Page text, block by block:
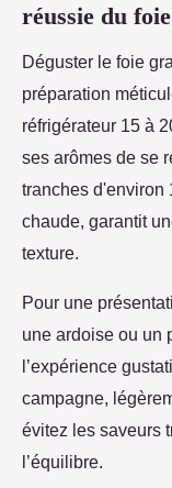
réussie du
Déguster le foie
préparation
réfrigérateur 15 à
ses arômes de se
tranches d'environ
chaude, garantit
texture.
Pour une
une ardoise ou un
l’expérience
campagne,
évitez les saveurs
l’équilibre.